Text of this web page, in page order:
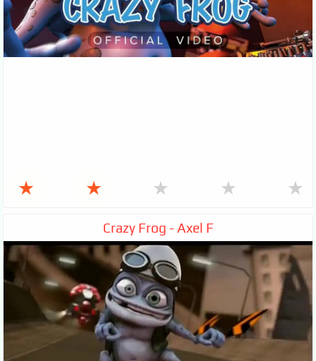
★ ★ ★ ★ ★
Crazy Frog - Axel F